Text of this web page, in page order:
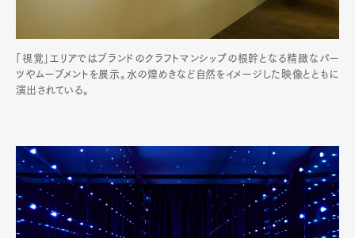
「視覚」エリアではブランドのクラフトマンシップの根幹となる精緻なパー
ツやムーブメントを展示。水の煌めきなど自然をイメージした映像とともに
演出されている。